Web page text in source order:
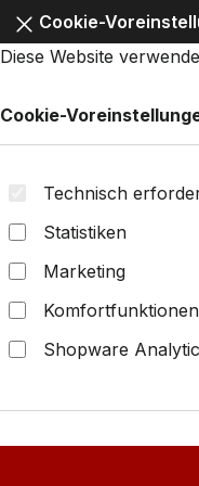
Cookie-
Diese Website
Cookie-
Technisch
Statistiken
Marketing
Komfortfunktionen
Shopware